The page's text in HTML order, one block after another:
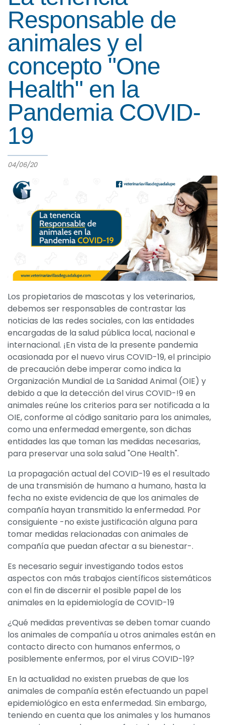
Responsable de
animales y el
concepto "One
Health" en la
Pandemia COVID-
19
04/06/20
Los propietarios de mascotas y los veterinarios,
debemos ser responsables de contrastar las
noticias de las redes sociales, con las entidades
encargadas de la salud pública local, nacional e
internacional. ¡En vista de la presente pandemia
ocasionada por el nuevo virus COVID-19, el principio
de precaución debe imperar como indica la
Organización Mundial de La Sanidad Animal (OIE) y
debido a que la detección del virus COVID-!9 en
animales reúne los criterios para ser notificada a la
OIE, conforme al código sanitario para los animales,
como una enfermedad emergente, son dichas
entidades las que toman las medidas necesarias,
para preservar una sola salud "One Health".
La propagación actual del COVID-19 es el resultado
de una transmisión de humano a humano, hasta la
fecha no existe evidencia de que los animales de
compañía hayan transmitido la enfermedad. Por
consiguiente -no existe justificación alguna para
tomar medidas relacionadas con animales de
compañía que puedan afectar a su bienestar-.
Es necesario seguir investigando todos estos
aspectos con más trabajos científicos sistemáticos
con el fin de discernir el posible papel de los
animales en la epidemiología de COVID-19
¿Qué medidas preventivas se deben tomar cuando
los animales de compañía u otros animales están en
contacto directo con humanos enfermos, o
posiblemente enfermos, por el virus COVID-19?
En la actualidad no existen pruebas de que los
animales de compañía estén efectuando un papel
epidemiológico en esta enfermedad. Sin embargo,
teniendo en cuenta que los animales y los humanos